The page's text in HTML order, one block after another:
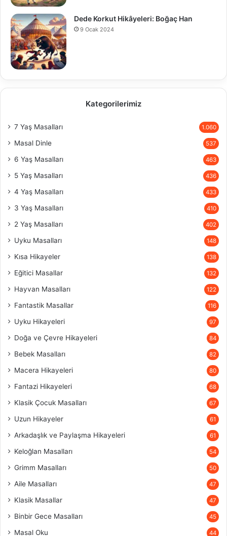
Dede Korkut Hikâyeleri: Boğaç Han
9 Ocak 2024
Kategorilerimiz
7 Yaş Masalları 1.060
Masal Dinle 537
6 Yaş Masalları 463
5 Yaş Masalları 436
4 Yaş Masalları 433
3 Yaş Masalları 410
2 Yaş Masalları 402
Uyku Masalları 148
Kısa Hikayeler 138
Eğitici Masallar 132
Hayvan Masalları 122
Fantastik Masallar 116
Uyku Hikayeleri 97
Doğa ve Çevre Hikayeleri 84
Bebek Masalları 82
Macera Hikayeleri 80
Fantazi Hikayeleri 68
Klasik Çocuk Masalları 67
Uzun Hikayeler 61
Arkadaşlık ve Paylaşma Hikayeleri 61
Keloğlan Masalları 54
Grimm Masalları 50
Aile Masalları 47
Klasik Masallar 47
Binbir Gece Masalları 45
Masal Oku 44